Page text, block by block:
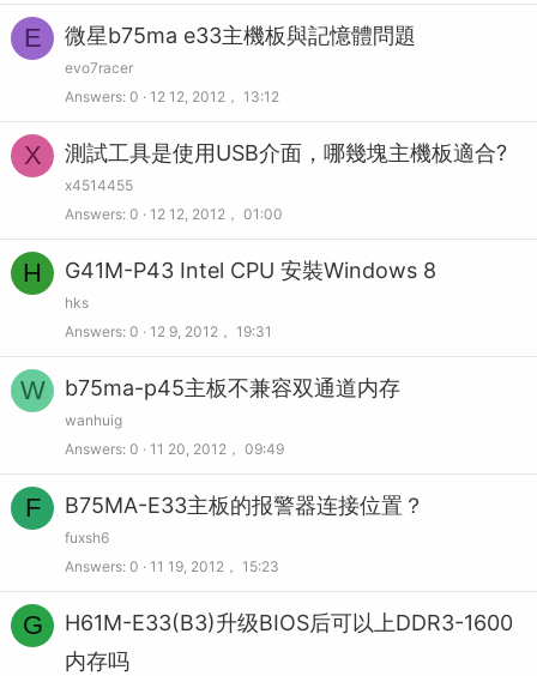
E 微星b75ma e33主機板與記憶體問題
evo7racer
Answers 0 12 12, 2012， 13:12
X 測試工具是使用USB介面，哪幾塊主機板適合?
x4514455
Answers 0 12 12, 2012， 01:00
H G41M-P43 Intel CPU 安裝Windows 8
hks
Answers 0 12 9, 2012， 19:31
W b75ma-p45主板不兼容双通道内存
wanhuig
Answers 0 11 20, 2012， 09:49
F B75MA-E33主板的报警器连接位置？
fuxsh6
Answers 0 11 19, 2012， 15:23
G
H61M-E33(B3)升级BIOS后可以上DDR3-1600
内存吗